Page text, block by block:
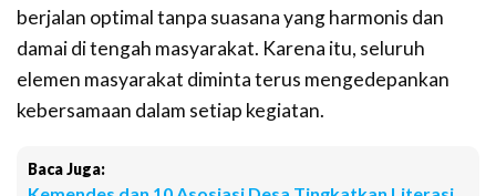
berjalan optimal tanpa suasana yang harmonis dan
damai di tengah masyarakat. Karena itu, seluruh
elemen masyarakat diminta terus mengedepankan
kebersamaan dalam setiap kegiatan.
Baca Juga: